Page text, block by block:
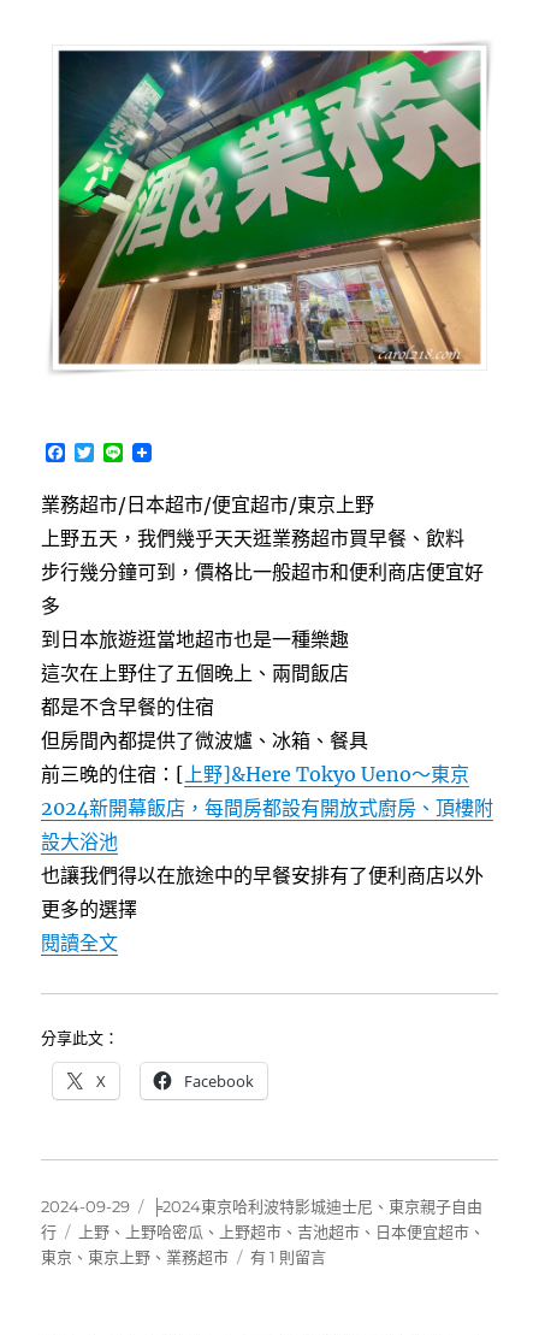
手
水
及
雕
花
朱
印〉
F
c
e
b
o
o
k
T
i
t
t
e
r
L
n
e
業務超市/日本超市/便宜超市/東京上野
上野五天，我們幾乎天天逛業務超市買早餐、飲料
步行幾分鐘可到，價格比一般超市和便利商店便宜好
多
到日本旅遊逛當地超市也是一種樂趣
這次在上野住了五個晚上、兩間飯店
都是不含早餐的住宿
但房間內都提供了微波爐、冰箱、餐具
前三晚的住宿：[上野]&Here Tokyo Ueno～東京
2024新開幕飯店，每間房都設有開放式廚房、頂樓附
設大浴池
也讓我們得以在旅途中的早餐安排有了便利商店以外
更多的選擇
閱讀全文〈[上野]業務超市~日本超便宜超划算的超市選擇
分享此文：
X Facebook
發
佈
日
2024-09-29
分
類
╞2024東京哈利波特影城迪士尼 、 東京親子自由
行
標
籤
上野 、 上野哈密瓜 、 上野超市 、吉池超市 、 日本便宜超市 、
東京 、 東京上野 、 業務超市
在
有 1 則留言